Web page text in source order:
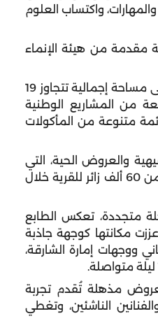
واكتساب العلوم
مقدمة من هيئة الإنماء
وعقب حفل الافتتاح زار سمو نائب حاكم الشارقة "قرية الأضواء"، والتي تمتد على مساحة إجمالية تتجاوز 19
من المشاريع الوطنية
يقدم للزوار قائمة متنوعة من المأكولات
والعروض الحية، التي
توفر للعائلات تجربة متكاملة ووجهة ترفيهية جاذبة، وتستهدف استقطاب أكثر من 60 ألف زائر للقرية خلال
متجددة، تعكس الطابع
عززت مكانتها كوجهة جاذبة
ووجهات إمارة الشارقة،
مذهلة تُقدم تجربة
الناشئين، وتغطي